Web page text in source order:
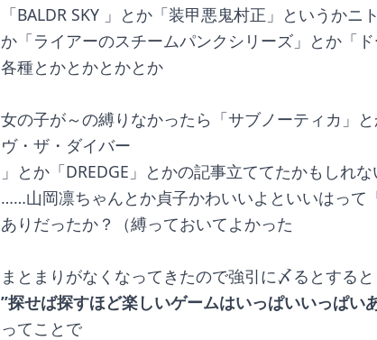
「BALDR SKY 」とか「装甲悪鬼村正」というかニ
か「ライアーのスチームパンクシリーズ」とか「
各種とかとかとかとか
女の子が～の縛りなかったら「サブノーティカ」
ヴ・ザ・ダイバー
」とか「DREDGE」とかの記事立ててたかもしれ
……山岡凛ちゃんとか貞子かわいいよといいはって
ありだったか？（縛っておいてよかった
まとまりがなくなってきたので強引に〆るとすると
”探せば探すほど楽しいゲームはいっぱいいっぱい
ってことで